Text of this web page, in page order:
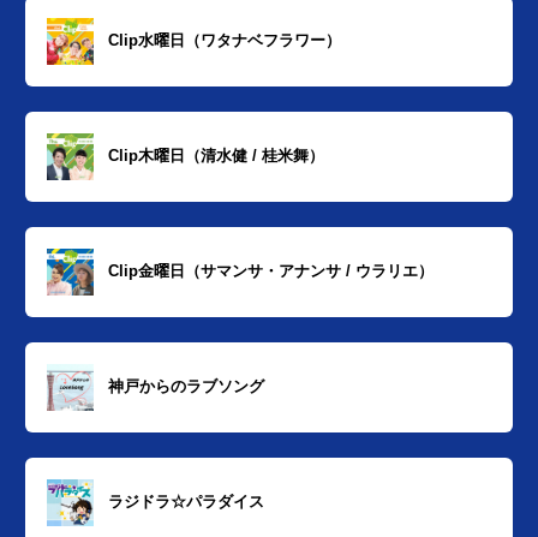
Clip水曜日（ワタナベフラワー）
Clip木曜日（清水健 / 桂米舞）
Clip金曜日（サマンサ・アナンサ / ウラリエ）
神戸からのラブソング
ラジドラ☆パラダイス